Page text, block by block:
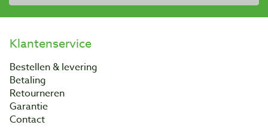
Klantenservice
Bestellen & levering
Betaling
Retourneren
Garantie
Contact